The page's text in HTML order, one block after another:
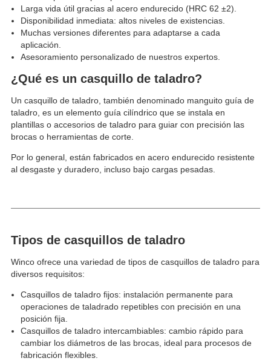
Larga vida útil gracias al acero endurecido (HRC 62 ±2).
Disponibilidad inmediata: altos niveles de existencias.
Muchas versiones diferentes para adaptarse a cada
aplicación.
Asesoramiento personalizado de nuestros expertos.
¿Qué es un casquillo de taladro?
Un casquillo de taladro, también denominado manguito guía de
taladro, es un elemento guía cilíndrico que se instala en
plantillas o accesorios de taladro para guiar con precisión las
brocas o herramientas de corte.
Por lo general, están fabricados en acero endurecido resistente
al desgaste y duradero, incluso bajo cargas pesadas.
Tipos de casquillos de taladro
Winco ofrece una variedad de tipos de casquillos de taladro para
diversos requisitos:
Casquillos de taladro fijos: instalación permanente para
operaciones de taladrado repetibles con precisión en una
posición fija.
Casquillos de taladro intercambiables: cambio rápido para
cambiar los diámetros de las brocas, ideal para procesos de
fabricación flexibles.